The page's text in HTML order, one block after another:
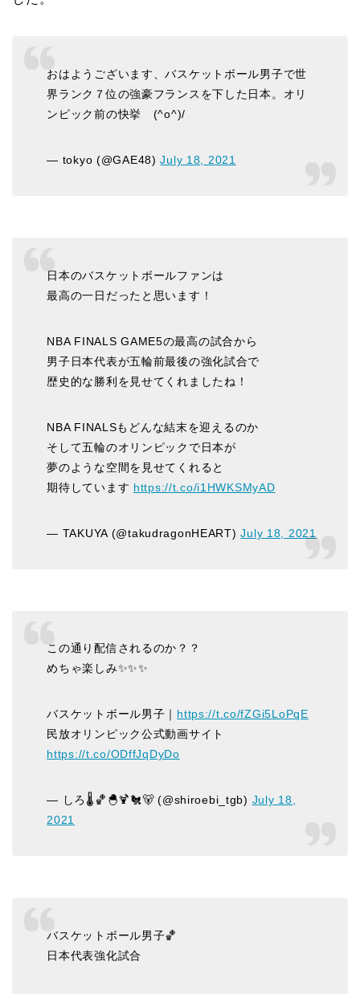
おはようございます、バスケットボール男子で世
界ランク７位の強豪フランスを下した日本。オリ
ンピック前の快挙 (^o^)/
— tokyo (@GAE48)July 18, 2021
日本のバスケットボールファンは
最高の一日だったと思います！
NBA FINALS GAME5の最高の試合から
男子日本代表が五輪前最後の強化試合で
歴史的な勝利を見せてくれましたね！
NBA FINALSもどんな結末を迎えるのか
そして五輪のオリンピックで日本が
夢のような空間を見せてくれると
期待しています https://t.co/i1HWKSMyAD
— TAKUYA (@takudragonHEART)July 18, 2021
この通り配信されるのか？？
めちゃ楽しみ✨✨✨
バスケットボール男子｜ https://t.co/fZGi5LoPqE
民放オリンピック公式動画サイト
https://t.co/ODffJqDyDo
— しろ🌡🏀🐣🍹🐔🐻 (@shiroebi_tgb) July 18,
2021
バスケットボール男子🏀
日本代表強化試合